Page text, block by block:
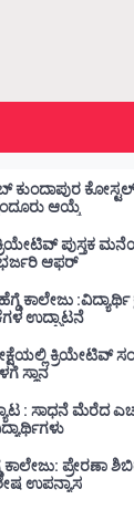
ಕುಂದಾಪುರ
ಆಯ್ಕೆ
ಪುಸ್ತಕ
ಭರ್ಜರಿ ಆಫರ್
ಕಾಲೇಜು :ವಿದ್ಯಾರ್ಥಿ
ಉದ್ಘಾಟನೆ
ಕ್ರಿಯೇಟಿವ್
ಸ್ಥಾನ
ಮೆರೆದ ಎಚ್ಎಮ್ಎಮ್ ಹಾಗೂ ವಿ.ಕೆ.ಆರ್
ಪ್ರೇರಣಾ
ಉಪನ್ಯಾಸ